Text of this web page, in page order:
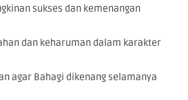
sukses dan kemenangan
dan keharuman dalam karakter
agar Bahagi dikenang selamanya